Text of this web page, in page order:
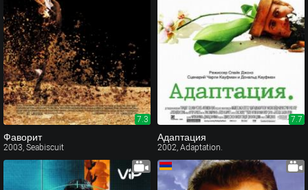
7.3
Фаворит
2003, Seabiscuit
7.7
Адаптация
2002, Adaptation.